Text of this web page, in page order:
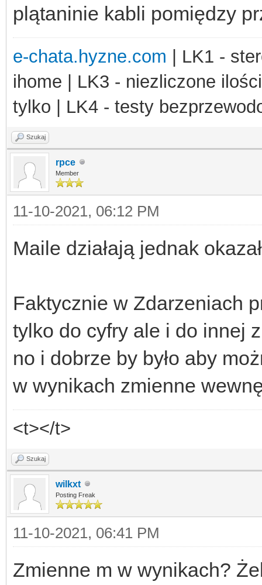
plątaninie kabli pomiędzy
e-chata.hyzne.com | LK1 -
ihome | LK3 - niezliczone
tylko | LK4 - testy
Szukaj
rpce
Member
11-10-2021, 06:12 PM
Maile działają jednak
Faktycznie w Zdarzeniach
tylko do cyfry ale i do innej
no i dobrze by było aby
w wynikach zmienne
<t></t>
Szukaj
wilkxt
Posting Freak
11-10-2021, 06:41 PM
Zmienne m w wynikach?